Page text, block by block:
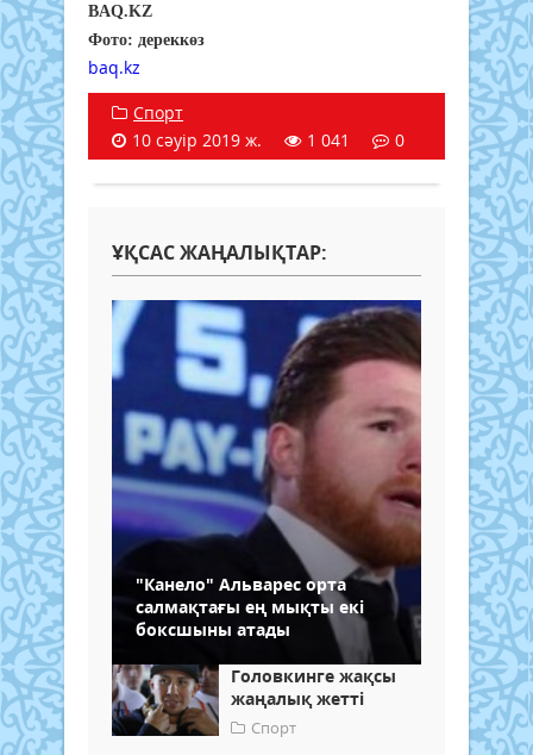
BAQ.KZ
Фото: дереккөз
baq.kz
Спорт
10 сәуір 2019 ж.
1 041 0
ҰҚСАС ЖАҢАЛЫҚТАР:
"Канело" Альварес орта
салмақтағы ең мықты екі
боксшыны атады
Головкинге жақсы
жаңалық жетті
Спорт